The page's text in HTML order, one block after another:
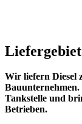
Liefergebiet
Wir liefern Diesel
Tankstelle und
Betrieben.